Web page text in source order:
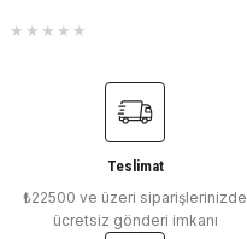
Teslimat
₺22500 ve üzeri siparişlerinizde
ücretsiz gönderi imkanı